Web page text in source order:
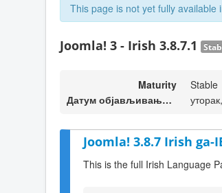
This page is not yet fully
Joomla! 3 - Irish 3.8.7.1
Maturity
Stable
Датум објављивања верзије
Joomla! 3.8.7 Irish ga-
This is the full Irish Language